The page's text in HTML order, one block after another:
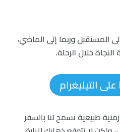
المستقبل وربما إلى الماضي،
خلال الرحلة.
على التيليغرام
طبيعية تسمح لنا بالسفر